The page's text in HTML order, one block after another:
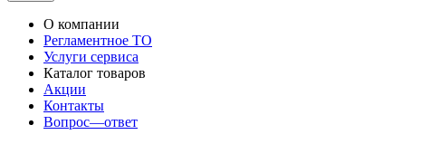
О компании
Регламентное ТО
Услуги сервиса
Каталог товаров
Акции
Контакты
Вопрос—ответ